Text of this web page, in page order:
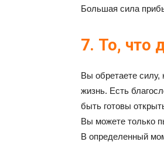
Большая сила
7. То, что
Вы обретаете силу,
жизнь. Есть
быть готовы
Вы можете только
В определенный